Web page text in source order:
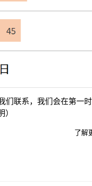
联系，我们会在第一
）
了解